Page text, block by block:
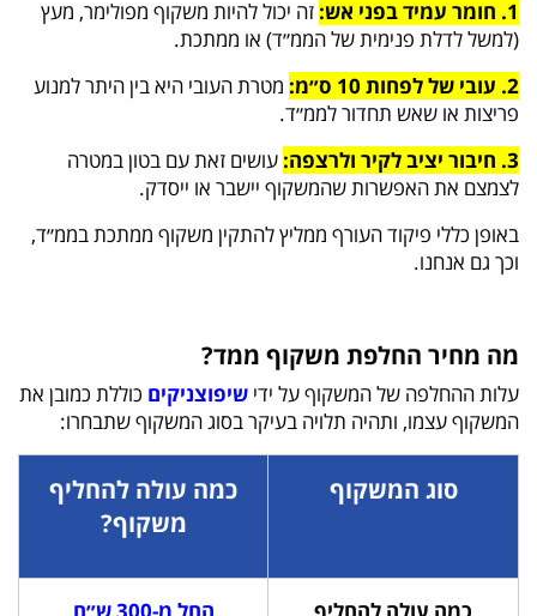
1. חומר עמיד בפני אש:
זה יכול להיות משקוף מפולימר, מעץ
(למשל לדלת פנימית של הממ״ד) או ממתכת.
2. עובי של לפחות 10 ס״מ:
מטרת העובי היא בין היתר למנוע
פריצות או שאש תחדור לממ״ד.
3. חיבור יציב לקיר ולרצפה:
עושים זאת עם בטון במטרה
לצמצם את האפשרות שהמשקוף יישבר או ייסדק.
באופן כללי פיקוד העורף ממליץ להתקין משקוף ממתכת בממ״ד,
וכך גם אנחנו.
מה מחיר החלפת משקוף ממד?
עלות ההחלפה של המשקוף על ידי שיפוצניקים כוללת כמובן את
המשקוף עצמו, ותהיה תלויה בעיקר בסוג המשקוף שתבחרו:
סוג המשקוף
כמה עולה להחליף
משקוף?